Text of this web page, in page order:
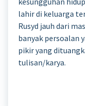
lahir di keluarga
Rusyd jauh dari
banyak persoalan
pikir yang
tulisan/karya.